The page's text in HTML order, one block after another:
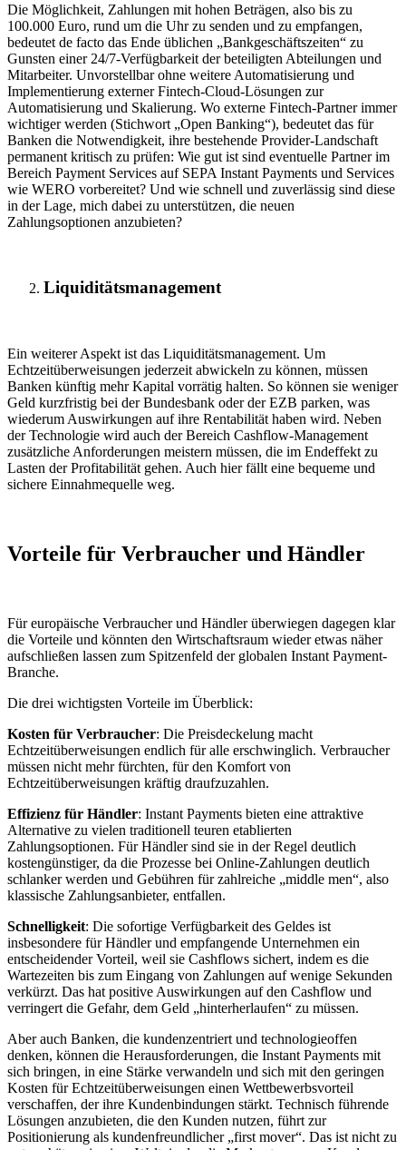
Die Möglichkeit, Zahlungen mit hohen Beträgen, also bis zu
100.000 Euro, rund um die Uhr zu senden und zu empfangen,
bedeutet de facto das Ende üblichen „Bankgeschäftszeiten“ zu
Gunsten einer 24/7-Verfügbarkeit der beteiligten Abteilungen und
Mitarbeiter. Unvorstellbar ohne weitere Automatisierung und
Implementierung externer Fintech-Cloud-Lösungen zur
Automatisierung und Skalierung. Wo externe Fintech-Partner immer
wichtiger werden (Stichwort „Open Banking“), bedeutet das für
Banken die Notwendigkeit, ihre bestehende Provider-Landschaft
permanent kritisch zu prüfen: Wie gut ist sind eventuelle Partner im
Bereich Payment Services auf SEPA Instant Payments und Services
wie WERO vorbereitet? Und wie schnell und zuverlässig sind diese
in der Lage, mich dabei zu unterstützen, die neuen
Zahlungsoptionen anzubieten?
Liquiditätsmanagement
Ein weiterer Aspekt ist das Liquiditätsmanagement. Um
Echtzeitüberweisungen jederzeit abwickeln zu können, müssen
Banken künftig mehr Kapital vorrätig halten. So können sie weniger
Geld kurzfristig bei der Bundesbank oder der EZB parken, was
wiederum Auswirkungen auf ihre Rentabilität haben wird. Neben
der Technologie wird auch der Bereich Cashflow-Management
zusätzliche Anforderungen meistern müssen, die im Endeffekt zu
Lasten der Profitabilität gehen. Auch hier fällt eine bequeme und
sichere Einnahmequelle weg.
Vorteile für Verbraucher und Händler
Für europäische Verbraucher und Händler überwiegen dagegen klar
die Vorteile und könnten den Wirtschaftsraum wieder etwas näher
aufschließen lassen zum Spitzenfeld der globalen Instant Payment-
Branche.
Die drei wichtigsten Vorteile im Überblick:
Kosten für Verbraucher: Die Preisdeckelung macht
Echtzeitüberweisungen endlich für alle erschwinglich. Verbraucher
müssen nicht mehr fürchten, für den Komfort von
Echtzeitüberweisungen kräftig draufzuzahlen.
Effizienz für Händler: Instant Payments bieten eine attraktive
Alternative zu vielen traditionell teuren etablierten
Zahlungsoptionen. Für Händler sind sie in der Regel deutlich
kostengünstiger, da die Prozesse bei Online-Zahlungen deutlich
schlanker werden und Gebühren für zahlreiche „middle men“, also
klassische Zahlungsanbieter, entfallen.
Schnelligkeit: Die sofortige Verfügbarkeit des Geldes ist
insbesondere für Händler und empfangende Unternehmen ein
entscheidender Vorteil, weil sie Cashflows sichert, indem es die
Wartezeiten bis zum Eingang von Zahlungen auf wenige Sekunden
verkürzt. Das hat positive Auswirkungen auf den Cashflow und
verringert die Gefahr, dem Geld „hinterherlaufen“ zu müssen.
Aber auch Banken, die kundenzentriert und technologieoffen
denken, können die Herausforderungen, die Instant Payments mit
sich bringen, in eine Stärke verwandeln und sich mit den geringen
Kosten für Echtzeitüberweisungen einen Wettbewerbsvorteil
verschaffen, der ihre Kundenbindungen stärkt. Technisch führende
Lösungen anzubieten, die den Kunden nutzen, führt zur
Positionierung als kundenfreundlicher „first mover“. Das ist nicht zu